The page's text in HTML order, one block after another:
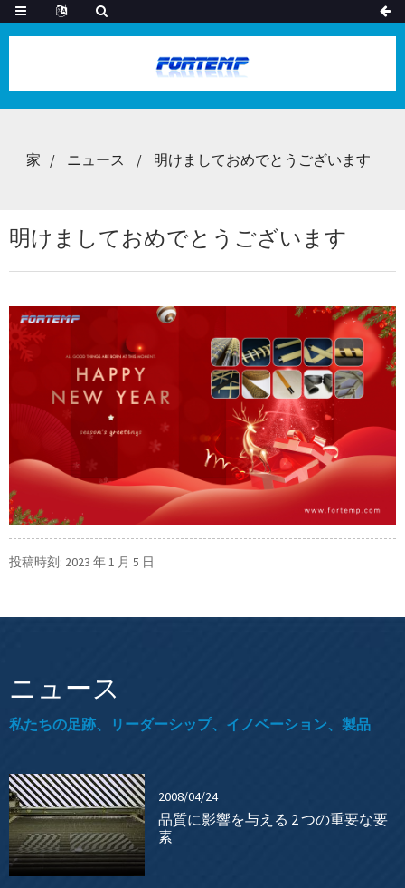
家 ニュース 明けましておめでとうございます
明けましておめでとうございます
投稿時刻: 2023 年 1 月 5 日
ニュース
私たちの足跡、リーダーシップ、イノベーション、製品
2008/04/24
品質に影響を与える 2 つの重要な要
素